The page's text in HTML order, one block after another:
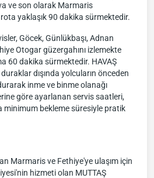
ve son olarak Marmaris
yaklaşık 90 dakika sürmektedir.
Göcek, Günlükbaşı, Adnan
Otogar güzergahını izlemekte
60 dakika sürmektedir. HAVAŞ
dışında yolcuların önceden
inme ve binme olanağı
göre ayarlanan servis saatleri,
minimum bekleme süresiyle pratik
Marmaris ve Fethiye'ye ulaşım için
hizmeti olan MUTTAŞ